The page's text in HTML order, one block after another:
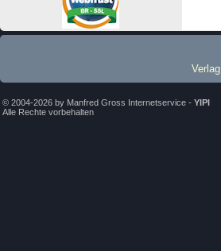
Verlag
© 2004-2026 by Manfred Gross Internetservice - YIPI
Alle Rechte vorbehalten